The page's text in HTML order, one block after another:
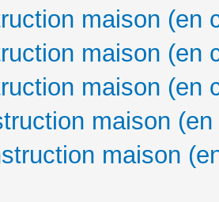
maison (en
maison (en
maison (en
maison
maison